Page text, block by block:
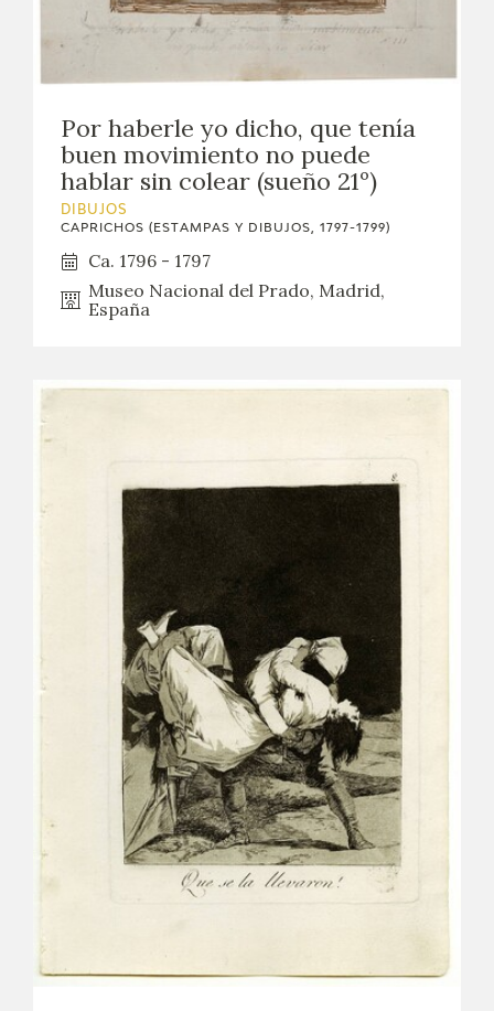
Por haberle yo dicho, que tenía
buen movimiento no puede
hablar sin colear (sueño 21º)
DIBUJOS
CAPRICHOS (ESTAMPAS Y DIBUJOS, 1797-1799)
Ca. 1796 - 1797
Museo Nacional del Prado, Madrid,
España